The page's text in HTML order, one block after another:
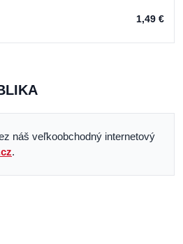
1,49 €
náš veľkoobchodný internetový
.